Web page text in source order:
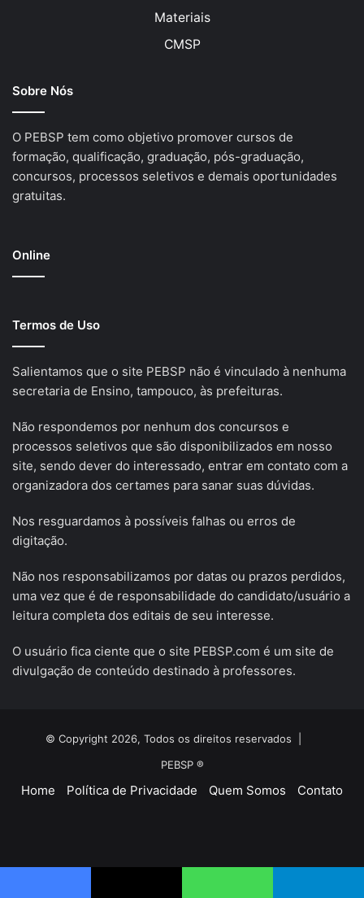
Materiais
CMSP
Sobre Nós
O PEBSP tem como objetivo promover cursos de
formação, qualificação, graduação, pós-graduação,
concursos, processos seletivos e demais oportunidades
gratuitas.
Online
Termos de Uso
Salientamos que o site PEBSP não é vinculado à nenhuma
secretaria de Ensino, tampouco, às prefeituras.
Não respondemos por nenhum dos concursos e
processos seletivos que são disponibilizados em nosso
site, sendo dever do interessado, entrar em contato com a
organizadora dos certames para sanar suas dúvidas.
Nos resguardamos à possíveis falhas ou erros de
digitação.
Não nos responsabilizamos por datas ou prazos perdidos,
uma vez que é de responsabilidade do candidato/usuário a
leitura completa dos editais de seu interesse.
O usuário fica ciente que o site PEBSP.com é um site de
divulgação de conteúdo destinado à professores.
© Copyright 2026, Todos os direitos reservados |
PEBSP ®
Home Política de Privacidade Quem Somos Contato